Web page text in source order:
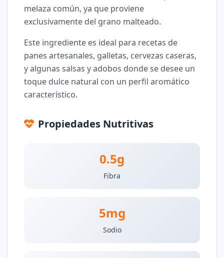
melaza común, ya que proviene
exclusivamente del grano malteado.
Este ingrediente es ideal para recetas de
panes artesanales, galletas, cervezas caseras,
y algunas salsas y adobos donde se desee un
toque dulce natural con un perfil aromático
característico.
Propiedades Nutritivas
0.5g
Fibra
5mg
Sodio